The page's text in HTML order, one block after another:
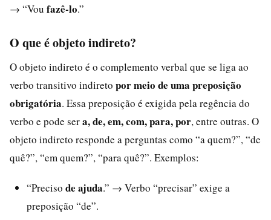
→ “Vou fazê-lo.”
O que é objeto indireto?
O objeto indireto é o complemento verbal que se liga ao
verbo transitivo indireto por meio de uma preposição
obrigatória. Essa preposição é exigida pela regência do
verbo e pode sera, de, em, com, para, por, entre outras. O
objeto indireto responde a perguntas como “a quem?”, “de
quê?”, “em quem?”, “para quê?”. Exemplos:
“Preciso de ajuda.” → Verbo “precisar” exige a
preposição “de”.